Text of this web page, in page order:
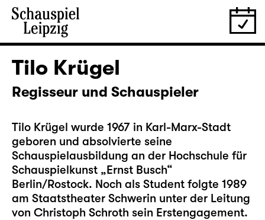
Tilo Krügel
Regisseur und Schauspieler
Tilo Krügel wurde 1967 in Karl-Marx-Stadt
geboren und absolvierte seine
Schauspielausbildung an der Hochschule für
Schauspielkunst „Ernst Busch“
Berlin/Rostock. Noch als Student folgte 1989
am Staatstheater Schwerin unter der Leitung
von Christoph Schroth sein Erstengagement.